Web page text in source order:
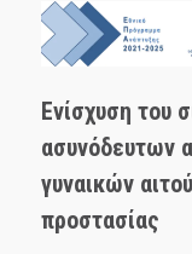
Ενίσχυση του
ασυνόδευτων
γυναικών
προστασίας